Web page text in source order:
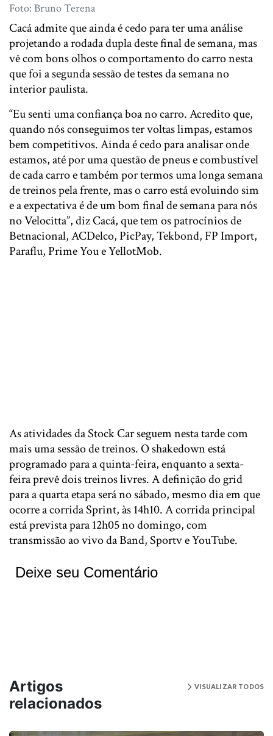
Foto: Bruno Terena
Cacá admite que ainda é cedo para ter uma análise
projetando a rodada dupla deste final de semana, mas
vê com bons olhos o comportamento do carro nesta
que foi a segunda sessão de testes da semana no
interior paulista.
“Eu senti uma confiança boa no carro. Acredito que,
quando nós conseguimos ter voltas limpas, estamos
bem competitivos. Ainda é cedo para analisar onde
estamos, até por uma questão de pneus e combustível
de cada carro e também por termos uma longa semana
de treinos pela frente, mas o carro está evoluindo sim
e a expectativa é de um bom final de semana para nós
no Velocitta”, diz Cacá, que tem os patrocínios de
Betnacional, ACDelco, PicPay, Tekbond, FP Import,
Paraflu, Prime You e YellotMob.
As atividades da Stock Car seguem nesta tarde com
mais uma sessão de treinos. O shakedown está
programado para a quinta-feira, enquanto a sexta-
feira prevê dois treinos livres. A definição do grid
para a quarta etapa será no sábado, mesmo dia em que
ocorre a corrida Sprint, às 14h10. A corrida principal
está prevista para 12h05 no domingo, com
transmissão ao vivo da Band, Sportv e YouTube.
Deixe seu Comentário
Artigos
relacionados
VISUALIZAR TODOS